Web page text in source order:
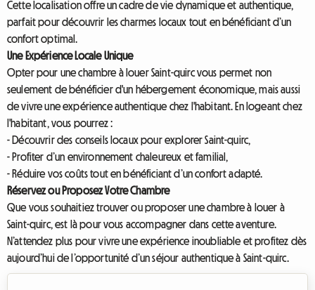
Cette localisation offre un cadre de vie dynamique et authentique,
parfait pour découvrir les charmes locaux tout en bénéficiant d’un
confort optimal.
Une Expérience Locale Unique
Opter pour une chambre à louer Saint-quirc vous permet non
seulement de bénéficier d'un hébergement économique, mais aussi
de vivre une expérience authentique chez l'habitant. En logeant chez
l'habitant, vous pourrez :
- Découvrir des conseils locaux pour explorer Saint-quirc,
- Profiter d’un environnement chaleureux et familial,
- Réduire vos coûts tout en bénéficiant d’un confort adapté.
Réservez ou Proposez Votre Chambre
Que vous souhaitiez trouver ou proposer une chambre à louer à
Saint-quirc, est là pour vous accompagner dans cette aventure.
N’attendez plus pour vivre une expérience inoubliable et profitez dès
aujourd’hui de l’opportunité d’un séjour authentique à Saint-quirc.